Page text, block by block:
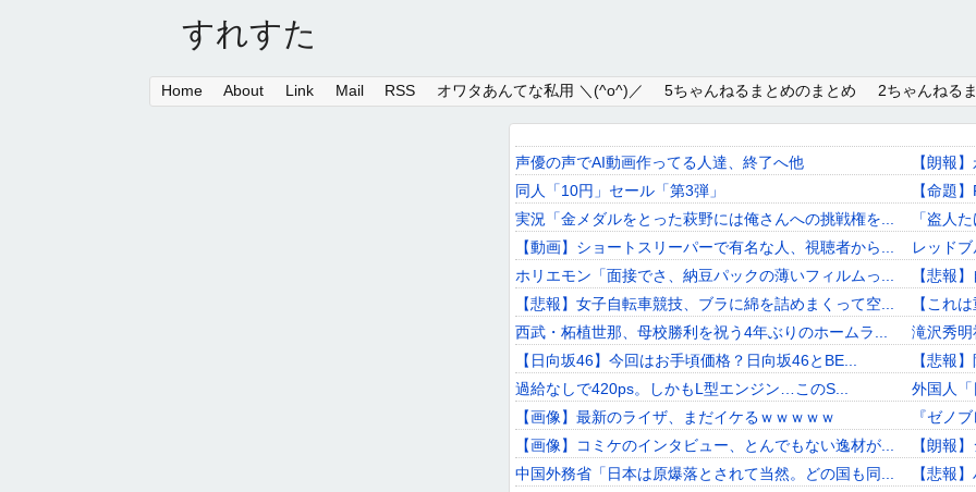
すれすた
Home About Link Mail RSS オワタあんてな私用 ＼(^o^)／ 5ちゃんねるまとめのまとめ 2ちゃんねる
声優の声でAI動画作ってる人達、終了へ他
同人「10円」セール「第3弾」
実況「金メダルをとった萩野には俺さんへの挑戦権を...
【動画】ショートスリーパーで有名な人、視聴者から...
ホリエモン「面接でさ、納豆パックの薄いフィルムっ...
【悲報】女子自転車競技、ブラに綿を詰めまくって空...
西武・柘植世那、母校勝利を祝う4年ぶりのホームラ...
【日向坂46】今回はお手頃価格？日向坂46とBE...
過給なしで420ps。しかもL型エンジン…このS...
【画像】最新のライザ、まだイケるｗｗｗｗｗ
【画像】コミケのインタビュー、とんでもない逸材が...
中国外務省「日本は原爆落とされて当然。どの国も同...
【朗報
【命題
「盗人
レッド
【悲報
【これ
滝沢秀
【悲報
外国人
『ゼノ
【朗報
【悲報
Link
Mail
RSS
オワタあんてな私用 ＼(^o^)／
5ちゃんねるまとめのまとめ
2ちゃんねるまとめのまとめ
まとめサイト速報＋